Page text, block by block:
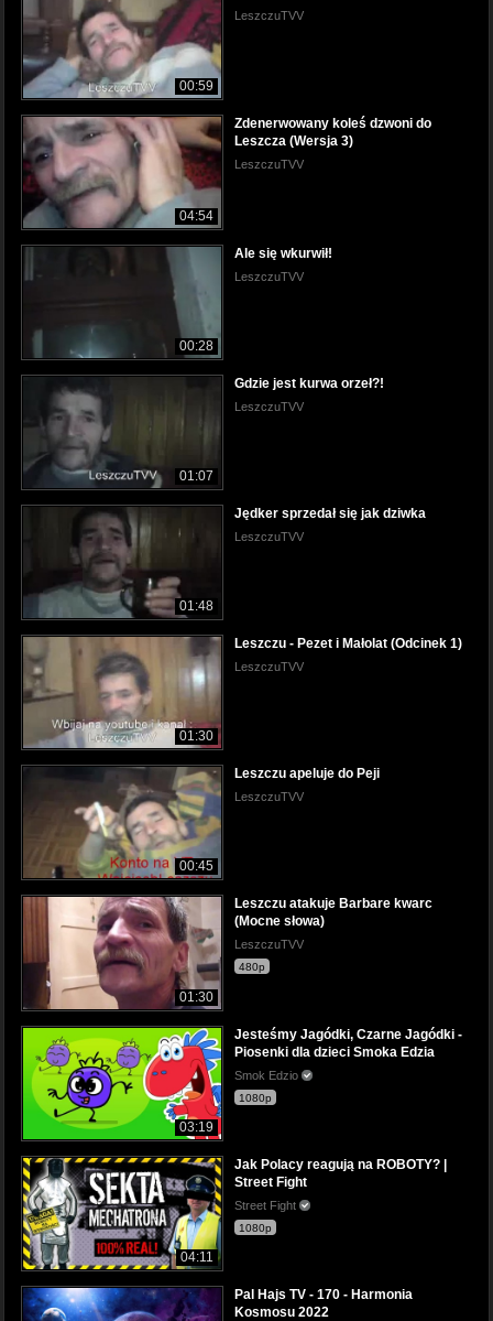
00:59
LeszczuTVV
04:54
Zdenerwowany koleś dzwoni do
Leszcza (Wersja 3)
LeszczuTVV
00:28
Ale się wkurwił!
LeszczuTVV
01:07
Gdzie jest kurwa orzeł?!
LeszczuTVV
01:48
Jędker sprzedał się jak dziwka
LeszczuTVV
01:30
Leszczu - Pezet i Małolat (Odcinek 1)
LeszczuTVV
00:45
Leszczu apeluje do Peji
LeszczuTVV
01:30
Leszczu atakuje Barbare kwarc
(Mocne słowa)
LeszczuTVV
480p
03:19
Jesteśmy Jagódki, Czarne Jagódki -
Piosenki dla dzieci Smoka Edzia
Smok Edzio
1080p
04:11
Jak Polacy reagują na ROBOTY? |
Street Fight
Street Fight
1080p
Pal Hajs TV - 170 - Harmonia
Kosmosu 2022